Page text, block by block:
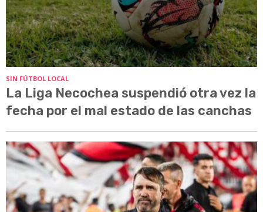
SIN FÚTBOL LOCAL
La Liga Necochea suspendió otra vez la
fecha por el mal estado de las canchas